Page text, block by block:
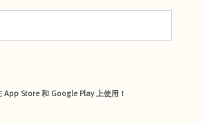
App Store 和 Google Play 上使用！